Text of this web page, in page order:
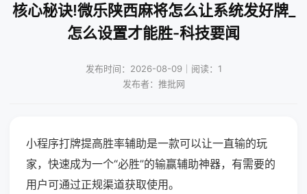
核心秘诀!微乐陕西麻将怎么让系统发好牌_
怎么设置才能胜-科技要闻
发布时间：2026-08-09｜阅读：1
发布者：推批网
小程序打牌提高胜率辅助是一款可以让一直输的玩
家，快速成为一个“必胜”的输赢辅助神器，有需要的
用户可通过正规渠道获取使用。